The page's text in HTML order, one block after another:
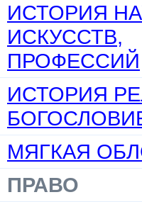
ИСТОРИЯ
ИСКУССТВ,
ПРОФЕССИЙ
ИСТОРИЯ
МЯГКАЯ
ПРАВО